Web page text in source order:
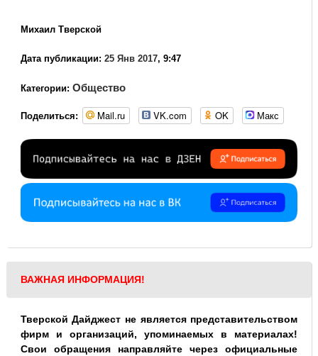
Михаил Тверской
Дата публикации: 25 Янв 2017, 9:47
Категории: Общество
Поделиться: Mail.ru VK.com OK Макс
ВАЖНАЯ ИНФОРМАЦИЯ!
Тверской Дайджест не является представительством
фирм и организаций, упоминаемых в материалах!
Свои обращения направляйте через официальные